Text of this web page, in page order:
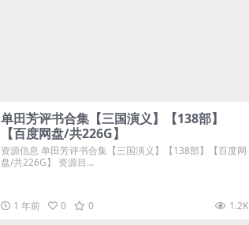
单田芳评书合集【三国演义】【138部】
【百度网盘/共226G】
资源信息 单田芳评书合集【三国演义】【138部】【百度网
盘/共226G】 资源目...
1 年前 0 0 1.2K